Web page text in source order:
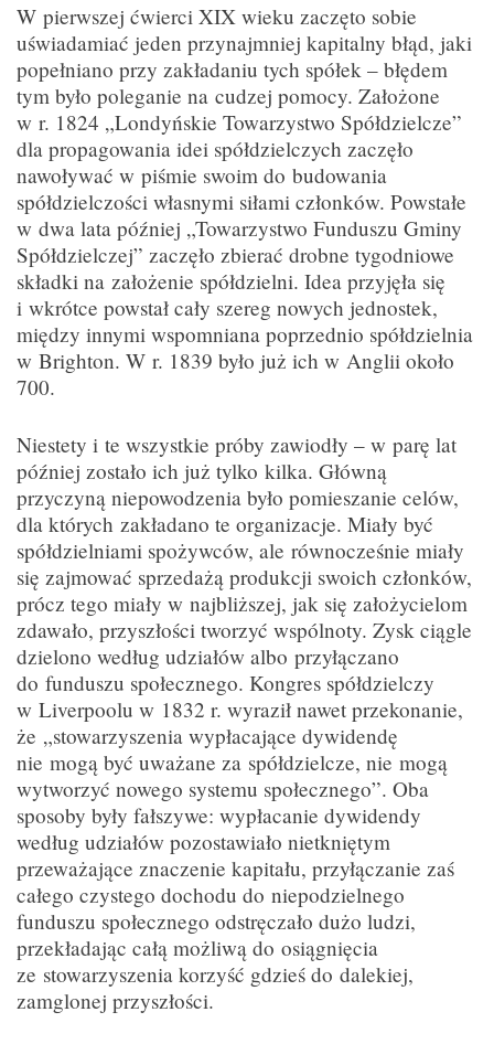
W pierwszej ćwierci XIX wieku zaczęto sobie
uświadamiać jeden przynajmniej kapitalny błąd, jaki
popełniano przy zakładaniu tych spółek – błędem
tym było poleganie na cudzej pomocy. Założone
w r. 1824 „Londyńskie Towarzystwo Spółdzielcze”
dla propagowania idei spółdzielczych zaczęło
nawoływać w piśmie swoim do budowania
spółdzielczości własnymi siłami członków. Powstałe
w dwa lata później „Towarzystwo Funduszu Gminy
Spółdzielczej” zaczęło zbierać drobne tygodniowe
składki na założenie spółdzielni. Idea przyjęła się
i wkrótce powstał cały szereg nowych jednostek,
między innymi wspomniana poprzednio spółdzielnia
w Brighton. W r. 1839 było już ich w Anglii około
700.
Niestety i te wszystkie próby zawiodły – w parę lat
później zostało ich już tylko kilka. Główną
przyczyną niepowodzenia było pomieszanie celów,
dla których zakładano te organizacje. Miały być
spółdzielniami spożywców, ale równocześnie miały
się zajmować sprzedażą produkcji swoich członków,
prócz tego miały w najbliższej, jak się założycielom
zdawało, przyszłości tworzyć wspólnoty. Zysk ciągle
dzielono według udziałów albo przyłączano
do funduszu społecznego. Kongres spółdzielczy
w Liverpoolu w 1832 r. wyraził nawet przekonanie,
że „stowarzyszenia wypłacające dywidendę
nie mogą być uważane za spółdzielcze, nie mogą
wytworzyć nowego systemu społecznego”. Oba
sposoby były fałszywe: wypłacanie dywidendy
według udziałów pozostawiało nietkniętym
przeważające znaczenie kapitału, przyłączanie zaś
całego czystego dochodu do niepodzielnego
funduszu społecznego odstręczało dużo ludzi,
przekładając całą możliwą do osiągnięcia
ze stowarzyszenia korzyść gdzieś do dalekiej,
zamglonej przyszłości.